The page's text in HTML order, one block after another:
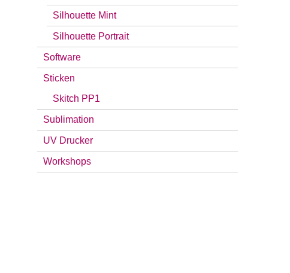
Silhouette Mint
Silhouette Portrait
Software
Sticken
Skitch PP1
Sublimation
UV Drucker
Workshops